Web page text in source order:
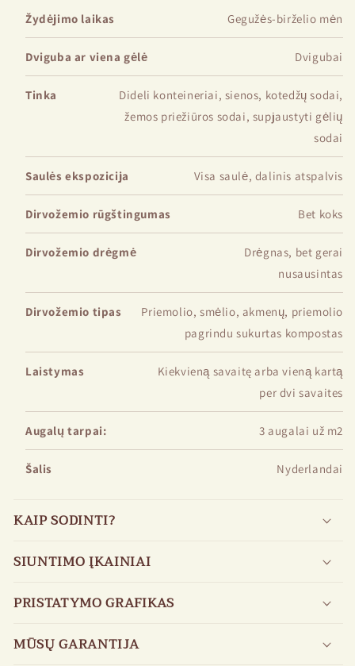
Žydėjimo laikas Gegužės-birželio mėn
Dviguba ar viena gėlė Dvigubai
Tinka
Dideli konteineriai, sienos, kotedžų sodai,
žemos priežiūros sodai, supjaustyti gėlių
sodai
Saulės ekspozicija Visa saulė, dalinis atspalvis
Dirvožemio rūgštingumas Bet koks
Dirvožemio drėgmė
Drėgnas, bet gerai
nusausintas
Dirvožemio tipas
Priemolio, smėlio, akmenų, priemolio
pagrindu sukurtas kompostas
Laistymas
Kiekvieną savaitę arba vieną kartą
per dvi savaites
Augalų tarpai: 3 augalai už m2
Šalis Nyderlandai
KAIP SODINTI?
SIUNTIMO ĮKAINIAI
PRISTATYMO GRAFIKAS
MŪSŲ GARANTIJA